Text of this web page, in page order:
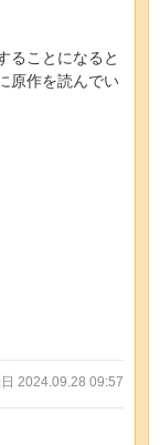
ることになると
原作を読んでい
2024.09.28 09:57